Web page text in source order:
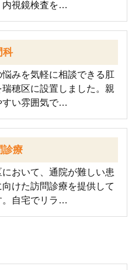
内視鏡検査を…
科
悩みを気軽に相談できる肛
瑞穂区に設置しました。親
すい雰囲気で…
診療
において、通院が難しい患
向けた訪問診療を提供して
。自宅でリラ…